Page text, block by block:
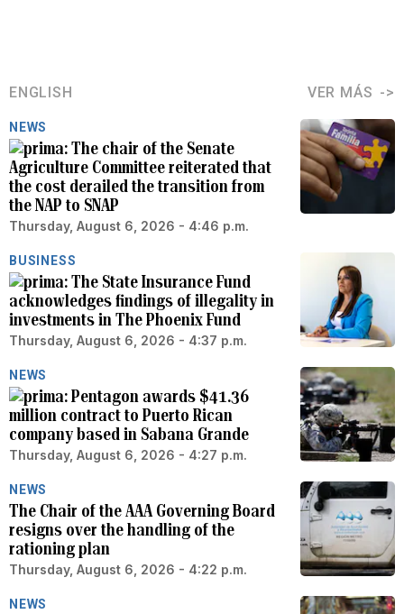
ENGLISH VER MÁS
NEWS
The chair of the Senate
Agriculture Committee reiterated that
the cost derailed the transition from
the NAP to SNAP
Thursday, August 6, 2026 - 4:46 p.m.
BUSINESS
The State Insurance Fund
acknowledges findings of illegality in
investments in The Phoenix Fund
Thursday, August 6, 2026 - 4:37 p.m.
NEWS
Pentagon awards $41.36
million contract to Puerto Rican
company based in Sabana Grande
Thursday, August 6, 2026 - 4:27 p.m.
NEWS
The Chair of the AAA Governing Board
resigns over the handling of the
rationing plan
Thursday, August 6, 2026 - 4:22 p.m.
NEWS